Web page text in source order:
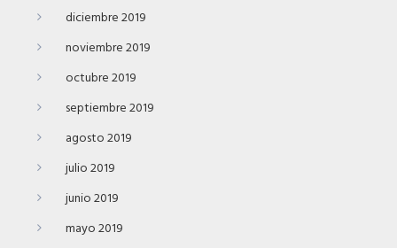
diciembre 2019
noviembre 2019
octubre 2019
septiembre 2019
agosto 2019
julio 2019
junio 2019
mayo 2019